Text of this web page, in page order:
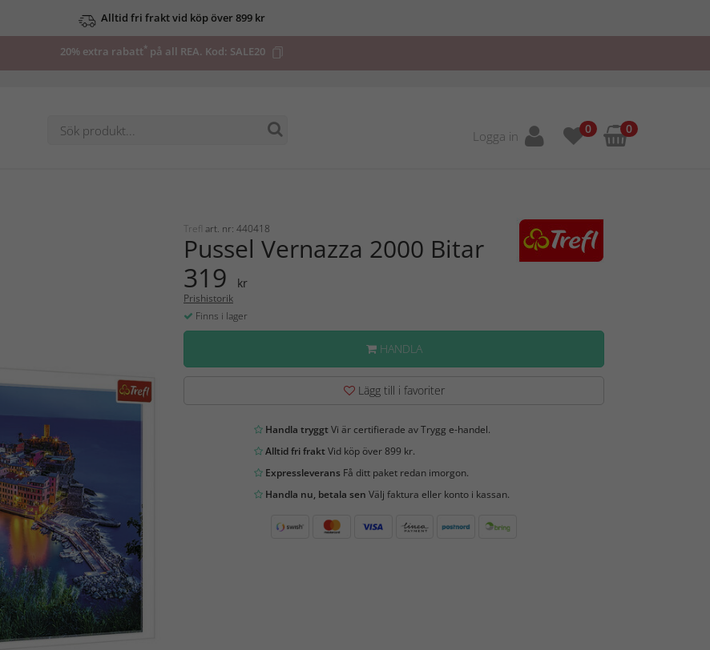
Alltid fri frakt vid köp över 899 kr
20% extra rabatt*på all REA. Kod: SALE20
Logga in 0 0
Trefl art. nr: 440418
Pussel Vernazza 2000 Bitar
319 kr
Prishistorik
Finns i lager
HANDLA
Lägg till i favoriter
Handla tryggtVi är certifierade av Trygg e-handel.
Alltid fri fraktVid köp över 899 kr.
ExpressleveransFå ditt paket redan imorgon.
Handla nu, betala sen Välj faktura eller konto i kassan.